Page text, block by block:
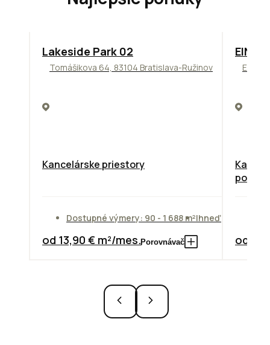
ODPORÚČAME
Lakeside Park 02
Tomášikova 64, 83104 Bratislava-Ružinov
Kancelárske priestory
Dostupné výmery: 90 - 1 688 m²Ihneď
od 13,90 € m²/mes.Porovnávač
TOP
od